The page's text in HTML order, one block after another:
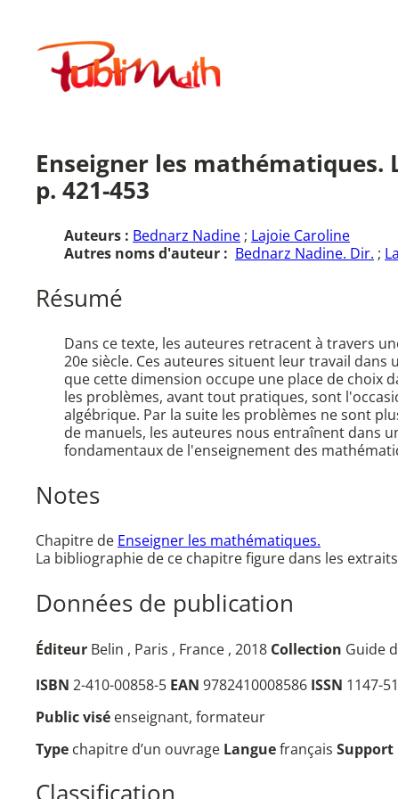
contenuPublimath
Enseigner les mathématiques.
p. 421-453
Auteurs : Bednarz Nadine ; Lajoie Caroline
Autres noms d'auteur : Bednarz Nadine. Dir. ;
Résumé
Dans ce texte, les auteures retracent à travers
20e siècle. Ces auteures situent leur travail
que cette dimension occupe une place de choix
les problèmes, avant tout pratiques, sont
algébrique. Par la suite les problèmes ne sont
de manuels, les auteures nous entraînent dans
fondamentaux de l'enseignement des
Notes
Chapitre de Enseigner les mathématiques.
La bibliographie de ce chapitre figure dans les
Données de publication
Éditeur Belin , Paris , France , 2018 Collection Guide
ISBN 2-410-00858-5 EAN 9782410008586 ISSN 1147-
Public visé enseignant, formateur
Type chapitre d’un ouvrage Languefrançais Support